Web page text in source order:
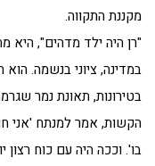
מקננת התקווה.
"רן היה ילד מדהים", היא
במדינה, ציוני בנשמה.
בטירונות, תאונת נמר
הקשות, אמר למנתח 'אני
בו'. וככה היה עם כוח